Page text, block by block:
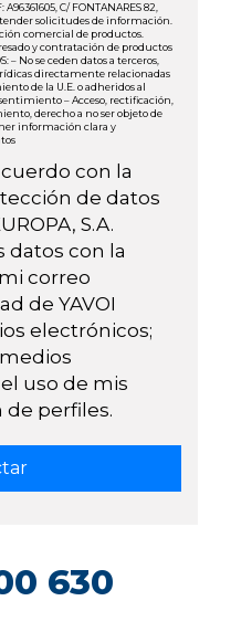
A96361605, C/ FONTANARES 82,
Atender solicitudes de información.
comercial de productos.
y contratación de productos
– No se ceden datos a terceros,
directamente relacionadas
de la U.E. o adheridos al
– Acceso, rectificación,
derecho a no ser objeto de
información clara y
con la
de datos
S.A.
datos con la
correo
de YAVOI
electrónicos;
uso de mis
de perfiles.
630